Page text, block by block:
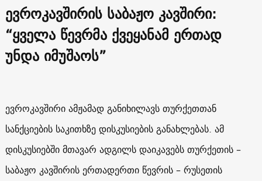
ევროკავშირის საბაჟო კავშირი:
“ყველა წევრმა ქვეყანამ ერთად
უნდა იმუშაოს”
ევროკავშირი ამჟამად განიხილავს თურქეთთან
სანქციების საკითხზე დისკუსიების განახლებას. ამ
დისკუსიებში მთავარ ადგილს დაიკავებს თურქეთის –
საბაჟო კავშირის ერთადერთი წევრის – რუსეთის